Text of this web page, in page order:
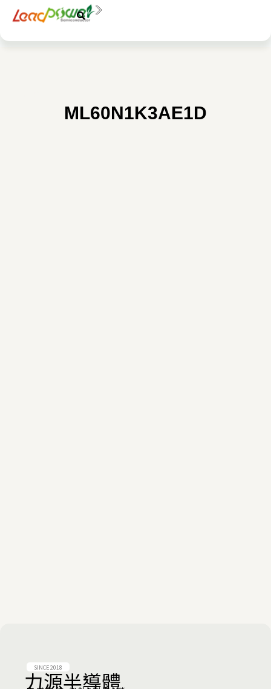
ML60N1K3AE1D
SINCE 2018
力源半導體​